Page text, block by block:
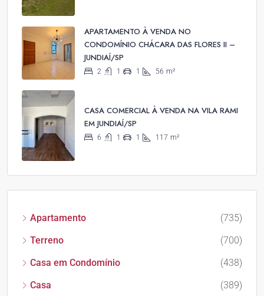
APARTAMENTO À VENDA NO
CONDOMÍNIO CHÁCARA DAS FLORES II –
JUNDIAÍ/SP
2 1 1 56 m²
CASA COMERCIAL À VENDA NA VILA RAMI
EM JUNDIAÍ/SP
6 1 1 117 m²
Apartamento
(735)
Terreno
(700)
Casa em Condomínio
(438)
Casa
(389)